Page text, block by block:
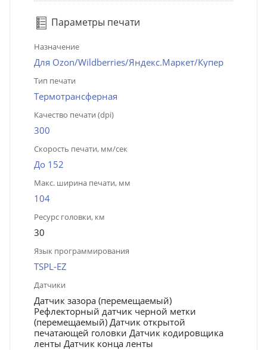
Параметры печати
Назначение
Для Ozon/Wildberries/Яндекс.Маркет/Купер
Тип печати
Термотрансферная
Качество печати (dpi)
300
Скорость печати, мм/сек
До 152
Макс. ширина печати, мм
104
Ресурс головки, км
30
Язык программирования
TSPL-EZ
Датчики
Датчик зазора (перемещаемый)
Рефлекторный датчик черной метки
(перемещаемый) Датчик открытой
печатающей головки Датчик кодировщика
ленты Датчик конца ленты